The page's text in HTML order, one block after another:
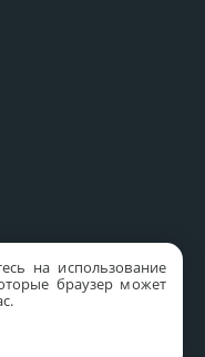
на использование
браузер может